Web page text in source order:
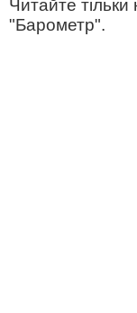
Читайте
"Барометр".